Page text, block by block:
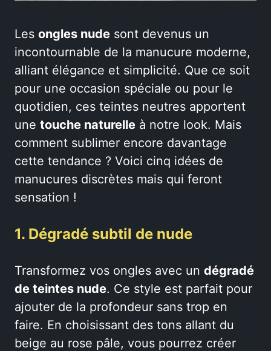
Les ongles nude sont devenus un
incontournable de la manucure moderne,
alliant élégance et simplicité. Que ce soit
pour une occasion spéciale ou pour le
quotidien, ces teintes neutres apportent
une touche naturelle à notre look. Mais
comment sublimer encore davantage
cette tendance ? Voici cinq idées de
manucures discrètes mais qui feront
sensation !
1. Dégradé subtil de nude
Transformez vos ongles avec un dégradé
de teintes nude. Ce style est parfait pour
ajouter de la profondeur sans trop en
faire. En choisissant des tons allant du
beige au rose pâle, vous pourrez créer